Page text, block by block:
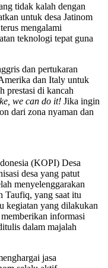
tidak kalah dengan
untuk desa Jatinom
mengalami
teknologi tepat guna
dan pertukaran
dan Italy untuk
prestasi di kancah
we can do it! Jika ingin
dari zona nyaman dan
(KOPI) Desa
desa yang patut
menyelenggarakan
Taufiq, yang saat itu
kegiatan yang dilakukan
informasi
dalam majalah
jasa